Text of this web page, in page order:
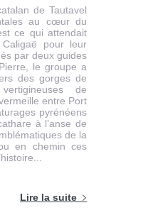
de Tautavel
au cœur du
ce qui attendait
pour leur
par deux guides
le groupe a
des gorges de
de
entre Port
pyrénéens
à l’anse de
de la
en chemin ces
Lire la suite